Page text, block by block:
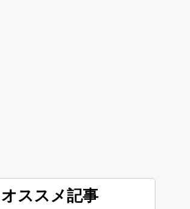
オススメ記事